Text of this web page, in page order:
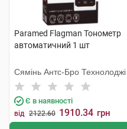
Paramed Flagman Тонометр
автоматичний 1 шт
Сямінь Антс-Бро Технолоджі
Є в наявності
від 2122.60 1910.34 грн